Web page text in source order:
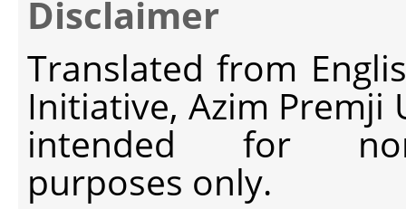
Disclaimer
Translated from
Initiative, Azim Premji
intended for non-
purposes only.